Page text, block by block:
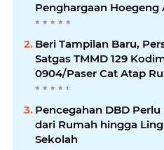
Penghargaan Hoegeng
2026
Beri Tampilan Baru,
Satgas TMMD 129
0904/Paser Cat Atap
Marbot
Pencegahan DBD
dari Rumah hingga
Sekolah